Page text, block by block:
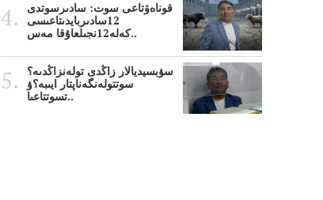
قوناەۆتاعى سوت: سادىرسوتدى
12سادىربايدىتاعىسى
كەلە12نجىلعاۇقا مەس..
سۋبسيديالار زاڭدى تولەنزاڭدىە؟
سوتتولەنگەناپتار ايىبە؟ۋ
تسوتتاعىا..